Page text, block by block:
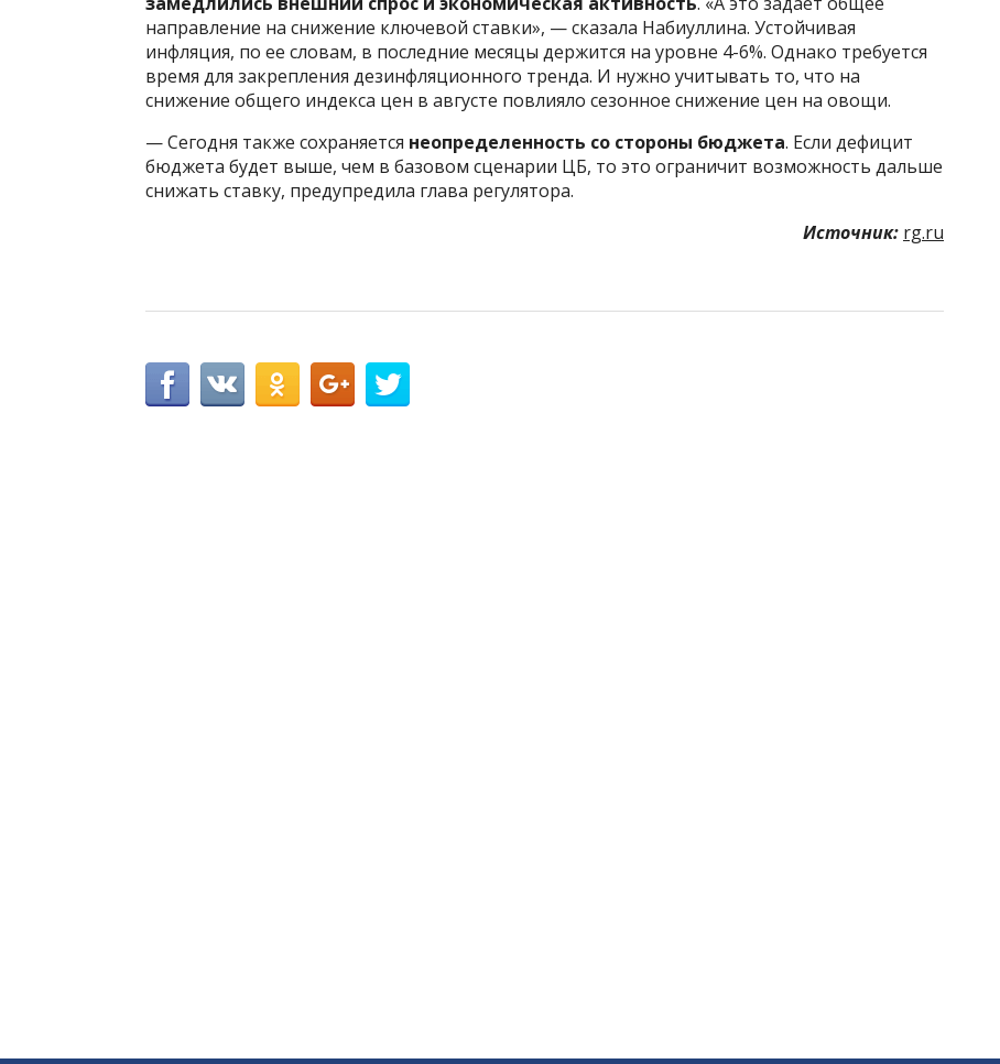
направление на снижение ключевой ставки», — сказала Набиуллина. Устойчивая
инфляция, по ее словам, в последние месяцы держится на уровне 4-6%. Однако требуется
время для закрепления дезинфляционного тренда. И нужно учитывать то, что на
снижение общего индекса цен в августе повлияло сезонное снижение цен на овощи.
— Сегодня также сохраняется неопределенность со стороны бюджета. Если дефицит
бюджета будет выше, чем в базовом сценарии ЦБ, то это ограничит возможность дальше
снижать ставку, предупредила глава регулятора.
Источник: rg.ru